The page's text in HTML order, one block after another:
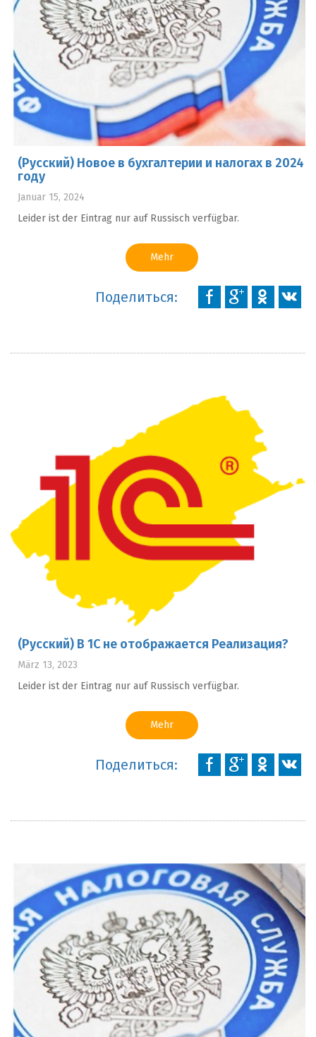
(Русский) Новое в бухгалтерии и налогах в 2024
году
Januar 15, 2024
Leider ist der Eintrag nur auf Russisch verfügbar.
Mehr
Поделиться:
(Русский) В 1С не отображается Реализация?
März 13, 2023
Leider ist der Eintrag nur auf Russisch verfügbar.
Mehr
Поделиться: